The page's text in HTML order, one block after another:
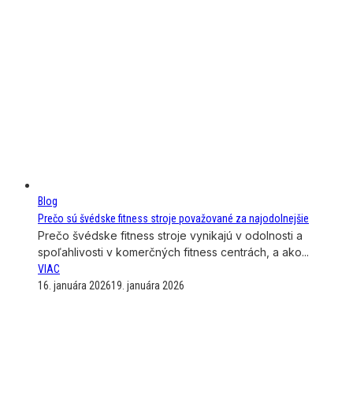
Blog
Prečo sú švédske fitness stroje považované za najodolnejšie
Prečo švédske fitness stroje vynikajú v odolnosti a
spoľahlivosti v komerčných fitness centrách, a ako...
VIAC
16. januára 202619. januára 2026